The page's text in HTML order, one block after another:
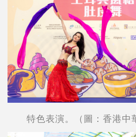
特色表演。（圖：香港中